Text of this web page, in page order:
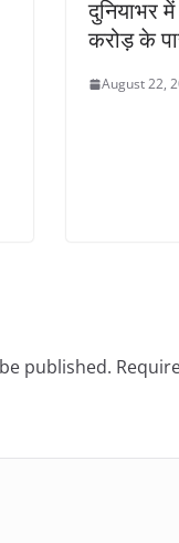
दुनियाभर
करोड़ के
August 22,
published.